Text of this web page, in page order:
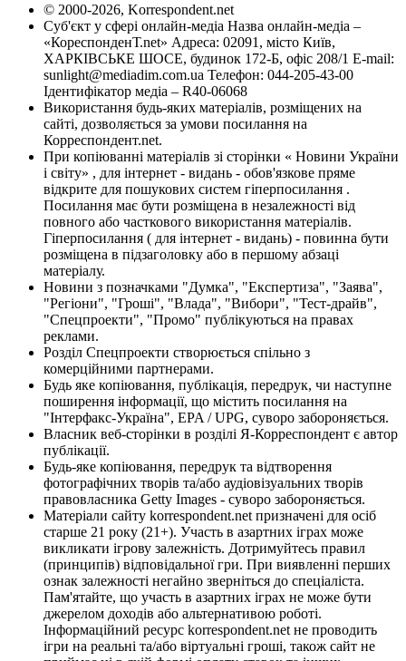
© 2000-2026, Korrespondent.net
Суб'єкт у сфері онлайн-медіа Назва онлайн-медіа –
«КореспонденТ.net» Адреса: 02091, місто Київ,
ХАРКІВСЬКЕ ШОСЕ, будинок 172-Б, офіс 208/1 E-mail:
sunlight@mediadim.com.ua Телефон: 044-205-43-00
Ідентифікатор медіа – R40-06068
Використання будь-яких матеріалів, розміщених на
сайті, дозволяється за умови посилання на
Корреспондент.net.
При копіюванні матеріалів зі сторінки « Новини України
і світу» , для інтернет - видань - обов'язкове пряме
відкрите для пошукових систем гіперпосилання .
Посилання має бути розміщена в незалежності від
повного або часткового використання матеріалів.
Гіперпосилання ( для інтернет - видань) - повинна бути
розміщена в підзаголовку або в першому абзаці
матеріалу.
Новини з позначками "Думка", "Експертиза", "Заява",
"Регіони", "Гроші", "Влада", "Вибори", "Тест-драйв",
"Спецпроекти", "Промо" публікуються на правах
реклами.
Розділ Спецпроекти створюється спільно з
комерційними партнерами.
Будь яке копіювання, публікація, передрук, чи наступне
поширення інформації, що містить посилання на
"Інтерфакс-Україна", EPA / UPG, суворо забороняється.
Власник веб-сторінки в розділі Я-Корреспондент є автор
публікації.
Будь-яке копіювання, передрук та відтворення
фотографічних творів та/або аудіовізуальних творів
правовласника Getty Images - суворо забороняється.
Матеріали сайту korrespondent.net призначені для осіб
старше 21 року (21+). Участь в азартних іграх може
викликати ігрову залежність. Дотримуйтесь правил
(принципів) відповідальної гри. При виявленні перших
ознак залежності негайно зверніться до спеціаліста.
Пам'ятайте, що участь в азартних іграх не може бути
джерелом доходів або альтернативою роботі.
Інформаційний ресурс korrespondent.net не проводить
ігри на реальні та/або віртуальні гроші, також сайт не